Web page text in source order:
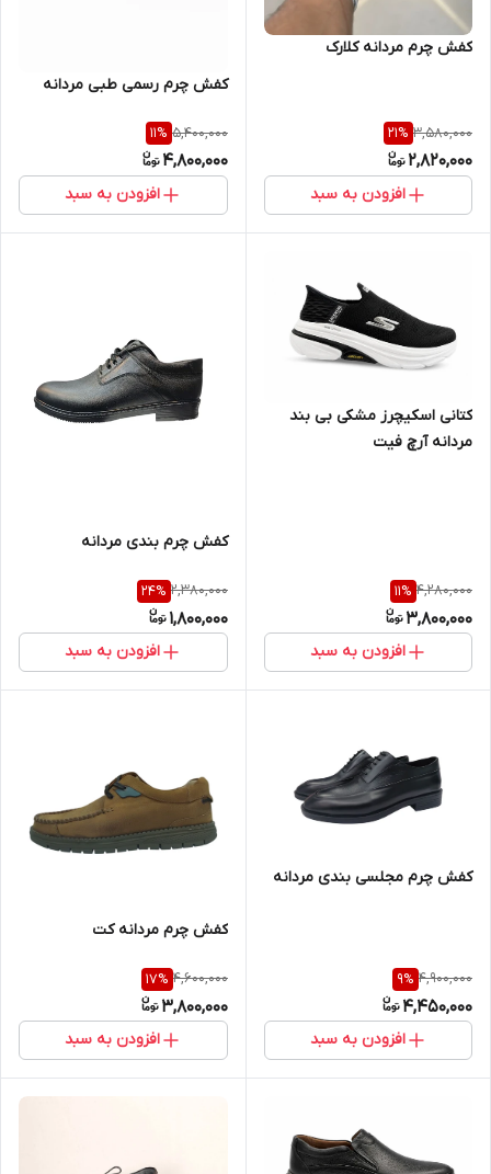
کفش چرم مردانه کلارک
3,580,000
21%
2,820,000
افزودن به سبد
کفش چرم رسمی طبی مردانه
5,400,000
11%
4,800,000
افزودن به سبد
کتانی اسکیچرز مشکی بی بند
مردانه آرچ فیت
4,280,000
11%
3,800,000
افزودن به سبد
کفش چرم بندی مردانه
2,380,000
24%
1,800,000
افزودن به سبد
کفش چرم مجلسی بندی مردانه
4,900,000
9%
4,450,000
افزودن به سبد
کفش چرم مردانه کت
4,600,000
17%
3,800,000
افزودن به سبد